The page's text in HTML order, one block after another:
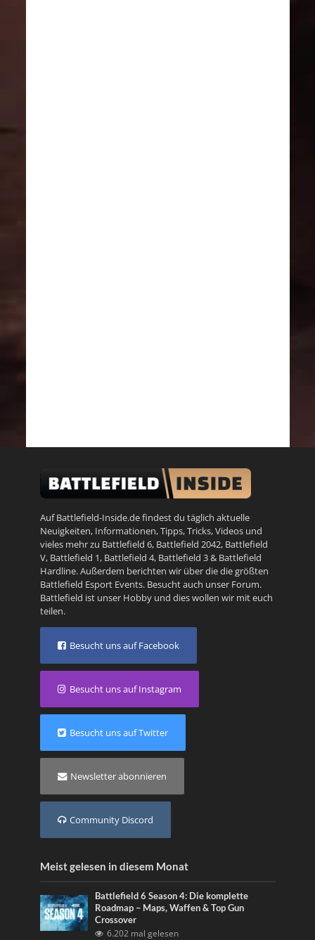
Auf Battlefield-Inside.de findest du täglich aktuelle
Neuigkeiten, Informationen, Tipps, Tricks, Videos und
vieles mehr zu Battlefield 6, Battlefield 2042, Battlefield
V, Battlefield 1, Battlefield 4, Battlefield 3& Battlefield
Hardline. Außerdem berichten wir über die die größten
Battlefield Esport Events. Besucht auch unser Forum.
Battlefield ist unser Hobby und dies wollen wir mit euch
teilen.
Besucht uns auf Facebook
Besucht uns auf Instagram
Besucht uns auf Twitter
Newsletter abonnieren
Community Discord
Meist gelesen in diesem Monat
Battlefield 6 Season 4: Die komplette
Roadmap – Maps, Waffen & Top Gun
Crossover
6.202 mal gelesen